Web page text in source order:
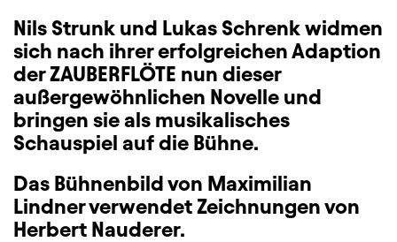
Nils Strunk und Lukas Schrenk widmen
sich nach ihrer erfolgreichen Adaption
der ZAUBERFLÖTE nun dieser
außergewöhnlichen Novelle und
bringen sie als musikalisches
Schauspiel auf die Bühne.
Das Bühnenbild von Maximilian
Lindner verwendet Zeichnungen von
Herbert Nauderer.